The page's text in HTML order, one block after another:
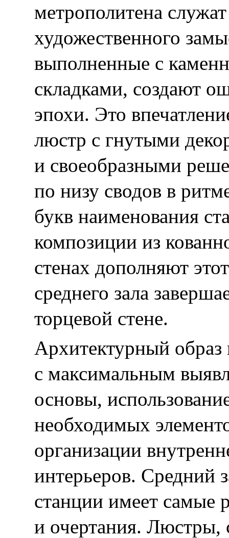
метрополитена
художественного
выполненные с
складками, создают
эпохи. Это
люстр с гнутыми
и своеобразными
по низу сводов в
букв наименования
композиции из
стенах дополняют
среднего зала
торцевой стене.
Архитектурный образ
с максимальным
основы,
необходимых
организации
интерьеров. Средний
станции имеет самые
и очертания. Люстры,